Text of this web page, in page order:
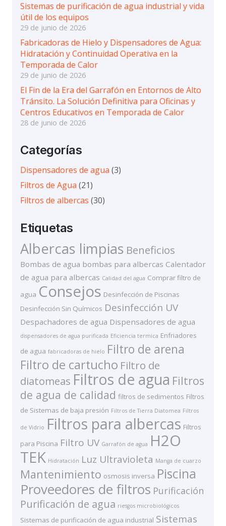
Sistemas de purificación de agua industrial y vida
útil de los equipos
29 de junio de 2026
Fabricadoras de Hielo y Dispensadores de Agua:
Hidratación y Continuidad Operativa en la
Temporada de Calor
29 de junio de 2026
El Fin de la Era del Garrafón en Entornos de Alto
Tránsito. La Solución Definitiva para Oficinas y
Centros Educativos en Temporada de Calor
28 de junio de 2026
Categorías
Dispensadores de agua (3)
Filtros de Agua (21)
Filtros de albercas (30)
Etiquetas
Albercas limpias Beneficios
Bombas de agua bombas para albercas Calentador
de agua para albercas Calidad del agua Comprar filtro de
agua Consejos Desinfección de Piscinas
Desinfección Sin Químicos Desinfección UV
Despachadores de agua Dispensadores de agua
dispensadores de agua purificada Eficiencia termica Enfriadores
de agua fabricadoras de hielo Filtro de arena
Filtro de cartucho Filtro de
diatomeas Filtros de agua Filtros
de agua de calidad filtros de sedimentos Filtros
de Sistemas de baja presión Filtros de Tierra Diatomea Filtros
de Vidrio Filtros para albercas Filtros
para Piscina Filtro UV Garrafón de agua H2O
TEK Hidratación Luz Ultravioleta Manga de cuarzo
Mantenimiento osmosis inversa Piscina
Proveedores de filtros Purificación
Purificación de agua riesgos microbiológicos
Sistemas de purificación de agua industrial Sistemas